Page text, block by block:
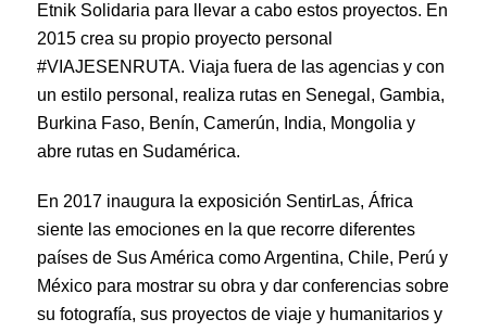
Etnik Solidaria para llevar a cabo estos proyectos. En
2015 crea su propio proyecto personal
#VIAJESENRUTA. Viaja fuera de las agencias y con
un estilo personal, realiza rutas en Senegal, Gambia,
Burkina Faso, Benín, Camerún, India, Mongolia y
abre rutas en Sudamérica.
En 2017 inaugura la exposición SentirLas, África
siente las emociones en la que recorre diferentes
países de Sus América como Argentina, Chile, Perú y
México para mostrar su obra y dar conferencias sobre
su fotografía, sus proyectos de viaje y humanitarios y